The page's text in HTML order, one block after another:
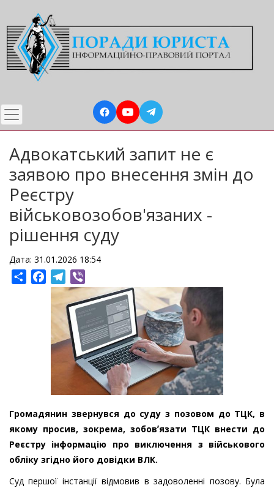
до
основного
вмісту
Адвокатський запит не є
заявою про внесення змін до
Реєстру
військовозобов'язаних -
рішення суду
Дата: 31.01.2026 18:54
ShareFacebookTelegram
Громадянин звернувся до суду з позовом до ТЦК, в
якому просив, зокрема, зобовʼязати ТЦК внести до
Реєстру інформацію про виключення з військового
обліку згідно його довідки ВЛК.
Суд першої інстанції відмовив в задоволенні позову. Була